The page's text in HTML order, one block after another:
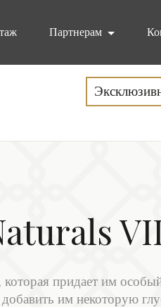
Партнерам
придает им
им некоторую